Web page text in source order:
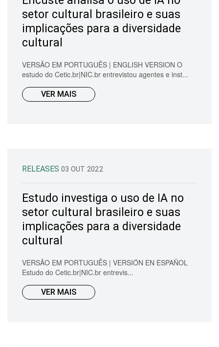
setor cultural brasileiro e suas
implicações para a diversidade
cultural
VERSÃO EM PORTUGUÊS | ENGLISH VERSION O
estudo do Cetic.br|NIC.br entrevistou agentes e inst...
VER MAIS
RELEASES 03 OUT 2022
Estudo investiga o uso de IA no
setor cultural brasileiro e suas
implicações para a diversidade
cultural
VERSÃO EM PORTUGUÊS | VERSIÓN EN ESPAÑOL
Estudo do Cetic.br|NIC.br entrevis...
VER MAIS